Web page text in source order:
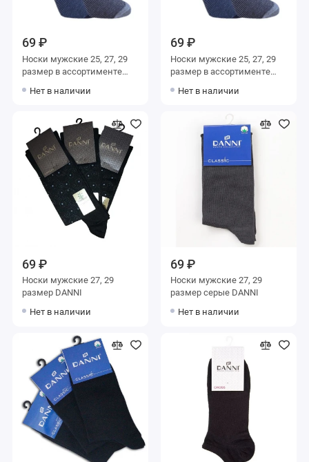
69 ₽
Носки мужские 25, 27, 29
размер в ассортименте
Нет в наличии
69 ₽
Носки мужские 25, 27, 29
размер в ассортименте
Нет в наличии
69 ₽
Носки мужские 27, 29
размер DANNI
Нет в наличии
69 ₽
Носки мужские 27, 29
размер серые DANNI
Нет в наличии